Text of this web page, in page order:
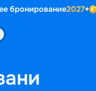
бронирование2027+